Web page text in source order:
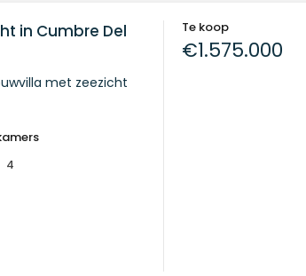
in Cumbre Del
met zeezicht
4
Te koop
€1.575.000